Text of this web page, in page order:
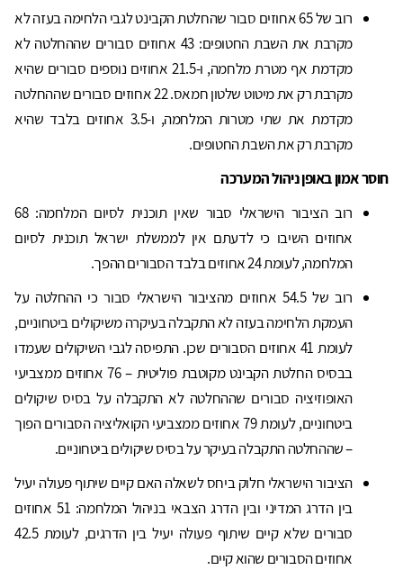
רוב של 65 אחוזים סבור שהחלטת הקבינט לגבי הלחימה בעזה לא
מקרבת את השבת החטופים: 43 אחוזים סבורים שההחלטה לא
מקדמת אף מטרת מלחמה, ו-21.5 אחוזים נוספים סבורים שהיא
מקרבת רק את מיטוט שלטון חמאס. 22 אחוזים סבורים שההחלטה
מקדמת את שתי מטרות המלחמה, ו-3.5 אחוזים בלבד שהיא
מקרבת רק את השבת החטופים.
חוסר אמון באופן ניהול המערכה
רוב הציבור הישראלי סבור שאין תוכנית לסיום המלחמה: 68
אחוזים השיבו כי לדעתם אין לממשלת ישראל תוכנית לסיום
המלחמה, לעומת 24 אחוזים בלבד הסבורים ההפך.
רוב של 54.5 אחוזים מהציבור הישראלי סבור כי ההחלטה על
העמקת הלחימה בעזה לא התקבלה בעיקרה משיקולים ביטחוניים,
לעומת 41 אחוזים הסבורים שכן. התפיסה לגבי השיקולים שעמדו
בבסיס החלטת הקבינט מקוטבת פוליטית – 76 אחוזים ממצביעי
האופוזיציה סבורים שההחלטה לא התקבלה על בסיס שיקולים
ביטחוניים, לעומת 79 אחוזים ממצביעי הקואליציה הסבורים הפוך
– שההחלטה התקבלה בעיקר על בסיס שיקולים ביטחוניים.
הציבור הישראלי חלוק ביחס לשאלה האם קיים שיתוף פעולה יעיל
בין הדרג המדיני ובין הדרג הצבאי בניהול המלחמה: 51 אחוזים
סבורים שלא קיים שיתוף פעולה יעיל בין הדרגים, לעומת 42.5
אחוזים הסבורים שהוא קיים.